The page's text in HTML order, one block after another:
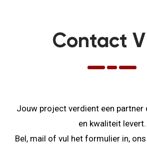
Contact
Jouw project verdient een partner
en kwaliteit levert.
Bel, mail of vul het formulier in,